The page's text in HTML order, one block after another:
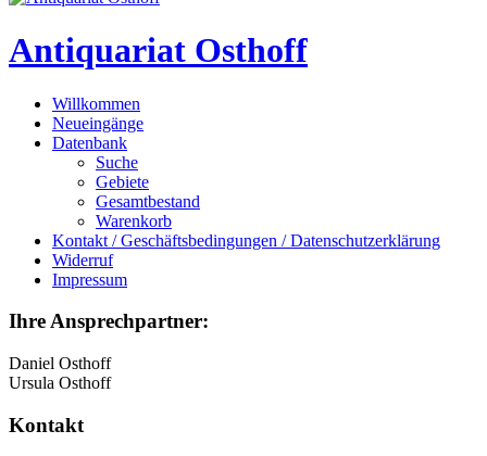
Antiquariat Osthoff
Willkommen
Neueingänge
Datenbank
Suche
Gebiete
Gesamtbestand
Warenkorb
Kontakt / Geschäftsbedingungen / Datenschutzerklärung
Widerruf
Impressum
Ihre Ansprechpartner:
Daniel Osthoff
Ursula Osthoff
Kontakt